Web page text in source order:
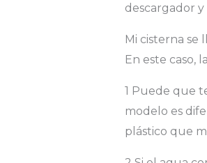
descargador
Mi cisterna se
En este caso,
1 Puede que
modelo es
plástico que